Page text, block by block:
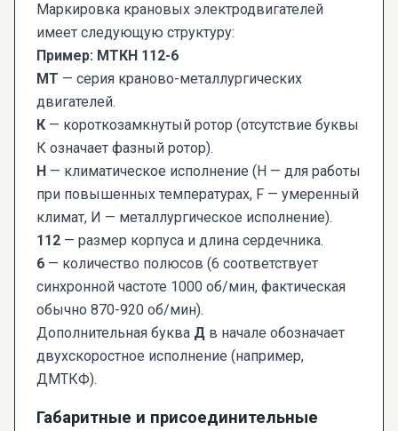
Маркировка крановых электродвигателей
имеет следующую структуру:
Пример: МТКН 112-6
МТ — серия краново-металлургических
двигателей.
К — короткозамкнутый ротор (отсутствие буквы
К означает фазный ротор).
Н — климатическое исполнение (Н — для работы
при повышенных температурах, F — умеренный
климат, И — металлургическое исполнение).
112 — размер корпуса и длина сердечника.
6 — количество полюсов (6 соответствует
синхронной частоте 1000 об/мин, фактическая
обычно 870-920 об/мин).
Дополнительная буква Д в начале обозначает
двухскоростное исполнение (например,
ДМТКФ).
Габаритные и присоединительные